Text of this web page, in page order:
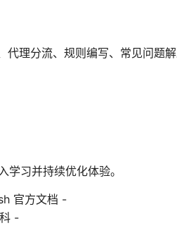
代理分流、规则编写、常见问题
学习并持续优化体验。
官方文档 -
-